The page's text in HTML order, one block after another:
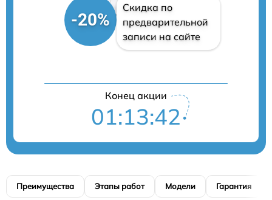
-20%
Скидка по
предварительной
записи на сайте
Конец акции
01:13:41
Преимущества Этапы работ Модели Гарантия